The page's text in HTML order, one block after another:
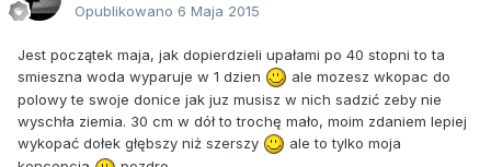
Opublikowano 6 Maja 2015
Jest początek maja, jak dopierdzieli upałami po 40 stopni to ta
smieszna woda wyparuje w 1 dzien
ale mozesz wkopac do
polowy te swoje donice jak juz musisz w nich sadzić zeby nie
wyschła ziemia. 30 cm w dół to trochę mało, moim zdaniem lepiej
wykopać dołek głębszy niż szerszy
ale to tylko moja